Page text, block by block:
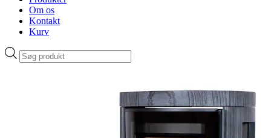
Om os
Kontakt
Kurv
Products
search